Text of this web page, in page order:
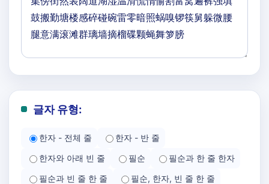
글자 유형:
한자 - 전체 줄
한자 - 반 줄
한자와 아래 빈 줄
필순
필순과 한 줄 한자
필순과 빈 줄 한 줄
필순, 한자, 빈 줄 한 줄